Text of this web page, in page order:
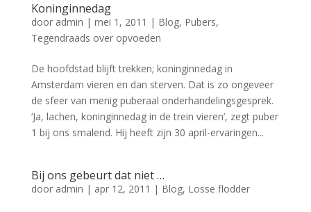
Koninginnedag
door admin | mei 1, 2011 | Blog, Pubers,
Tegendraads over opvoeden
De hoofdstad blijft trekken; koninginnedag in
Amsterdam vieren en dan sterven. Dat is zo ongeveer
de sfeer van menig puberaal onderhandelingsgesprek.
‘Ja, lachen, koninginnedag in de trein vieren’, zegt puber
1 bij ons smalend. Hij heeft zijn 30 april-ervaringen...
Bij ons gebeurt dat niet …
door admin | apr 12, 2011 | Blog, Losse flodder